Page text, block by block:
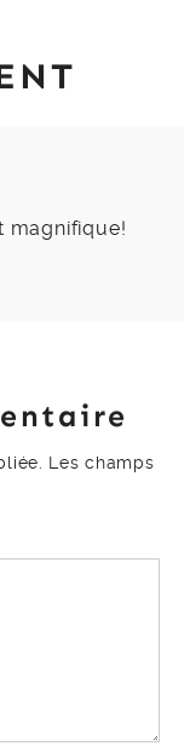
magnifique!
Les champs